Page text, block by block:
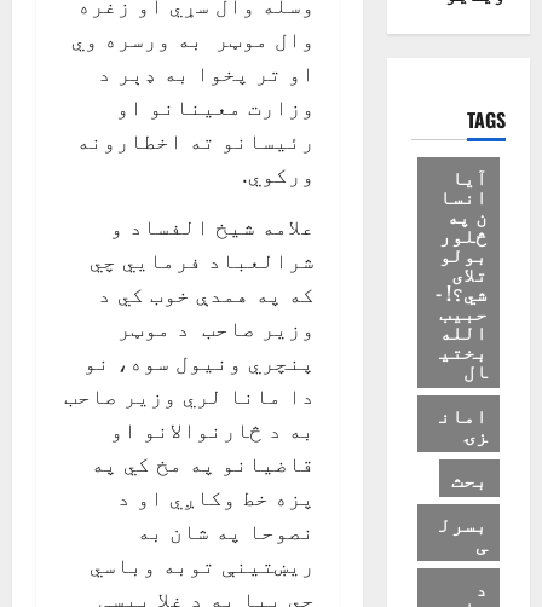
وال موټر به ورسره وي
او تر پخوا به ډېر د
وزارت معینانو او
رئيسانو ته اخطارونه
ورکوي.
علامه شيخ الفساد و
شرالعباد فرمايي چي
که په همدې خوب کي د
وزير صاحب د موټر
پنچري ونيول سوه، نو
دا مانا لري وزير صاحب
به د څارنوالانو او
قاضیانو په مخ کي په
پزه خط وکاږي او د
نصوحا په شان به
ريښتينې توبه وباسي
چي بيا به د غلا پيسې
TAGS
آیا
انسا
ن په
څلور
بولو
تلای
شي؟! -
حبیب
الله
بختی
ال
امان
زۍ
بحث
بسرل
ی
د